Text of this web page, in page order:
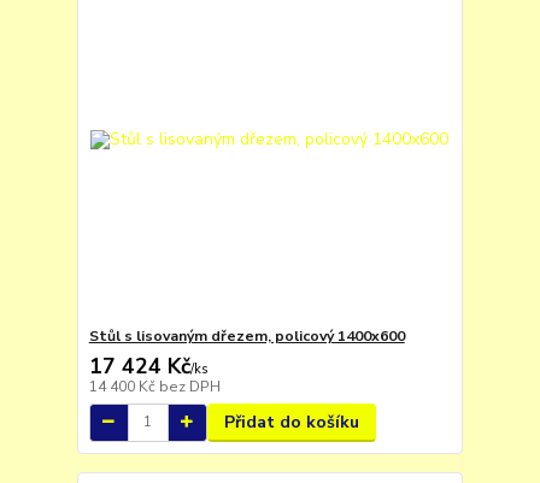
Stůl s lisovaným dřezem, policový 1400x600
17 424 Kč/ks
14 400 Kč bez DPH
Přidat do košíku